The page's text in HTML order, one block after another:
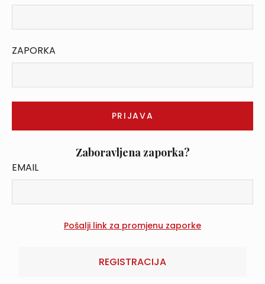
ZAPORKA
Zaboravljena zaporka?
EMAIL
REGISTRACIJA